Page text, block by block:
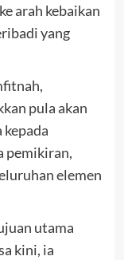
arah kebaikan
yang
pula akan
pemikiran,
elemen
utama
kini, ia